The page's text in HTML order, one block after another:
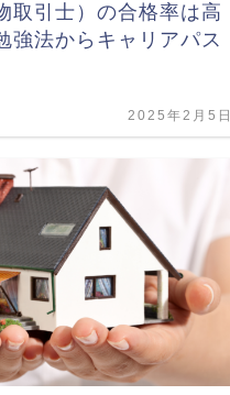
取引士）の合格率は高
強法からキャリアパス
2025年2月5日